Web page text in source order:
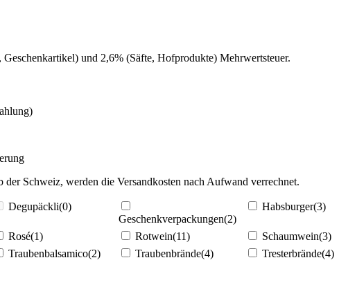
und 2,6% (Säfte, Hofprodukte) Mehrwertsteuer.
Schweiz, werden die Versandkosten nach Aufwand verrechnet.
Degupäckli(0)
Geschenkverpackungen(2)
Habsburger(3)
Rosé(1) Rotwein(11) Schaumwein(3)
Traubenbalsamico(2) Traubenbrände(4) Tresterbrände(4)